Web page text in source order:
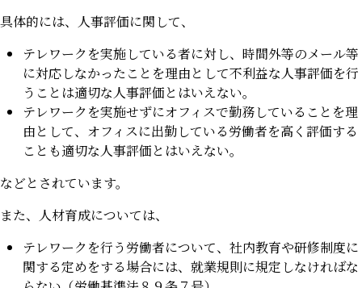
具体的には、人事評価に関して、
テレワークを実施している者に対し、時間外等のメール等
に対応しなかったことを理由として不利益な人事評価を行
うことは適切な人事評価とはいえない。
テレワークを実施せずにオフィスで勤務していることを理
由として、オフィスに出勤している労働者を高く評価する
ことも適切な人事評価とはいえない。
などとされています。
また、人材育成については、
テレワークを行う労働者について、社内教育や研修制度に
関する定めをする場合には、就業規則に規定しなければな